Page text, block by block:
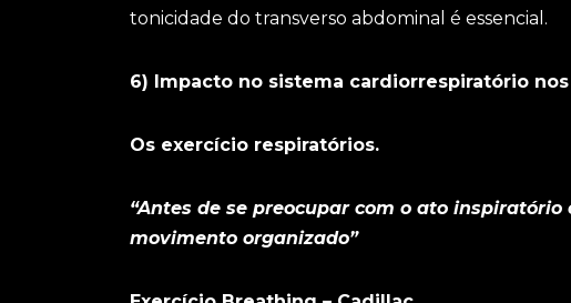
tonicidade do transverso abdominal é essencial.
6) Impacto no sistema cardiorrespiratório
Os exercício respiratórios.
“Antes de se preocupar com o ato
movimento organizado”